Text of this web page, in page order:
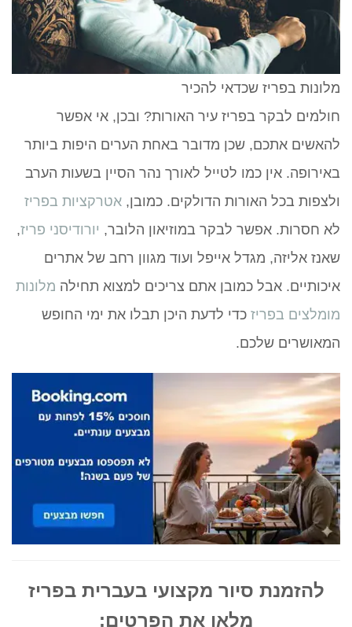
מלונות בפריז שכדאי להכיר
חולמים לבקר בפריז עיר האורות? ובכן, אי אפשר
להאשים אתכם, שכן מדובר באחת הערים היפות ביותר
באירופה. אין כמו לטייל לאורך נהר הסיין בשעות הערב
ולצפות בכל האורות הדולקים. כמובן, אטרקציות בפריז
לא חסרות. אפשר לבקר במוזיאון הלובר, יורודיסני פריז,
שאנז אליזה, מגדל אייפל ועוד מגוון רחב של אתרים
איכותיים. אבל כמובן אתם צריכים למצוא תחילה מלונות
מומלצים בפריז כדי לדעת היכן תבלו את ימי החופש
המאושרים שלכם.
להזמנת סיור מקצועי בעברית בפריז
מלאו את הפרטים: